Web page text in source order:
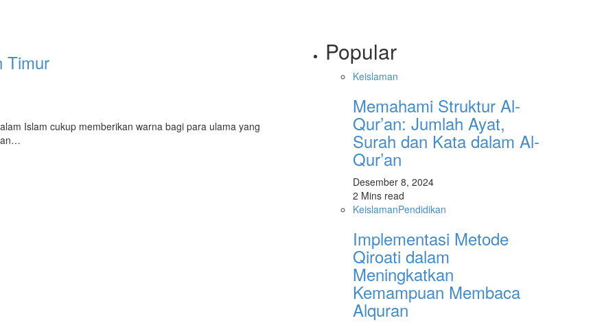
Timur
Islam cukup memberikan warna bagi para ulama yang
Popular
Keislaman
Memahami Struktur Al-
Qur’an: Jumlah Ayat,
Surah dan Kata dalam Al-
Qur’an
Desember 8, 2024
2 Mins read
KeislamanPendidikan
Implementasi Metode
Qiroati dalam
Meningkatkan
Kemampuan Membaca
Alquran